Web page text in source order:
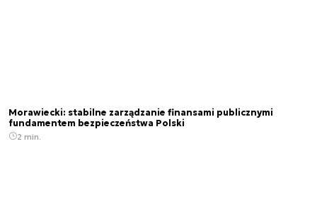
Morawiecki: stabilne zarządzanie finansami publicznymi
fundamentem bezpieczeństwa Polski
2 min.